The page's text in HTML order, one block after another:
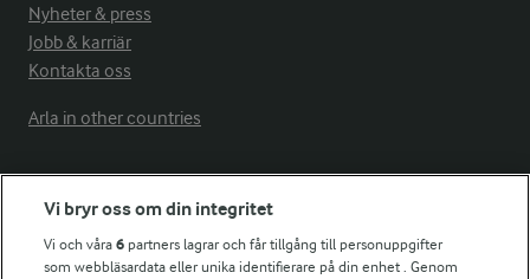
Nyheter & press
Jobb & karriär
Kontakta oss
Arla in other countries
Fler Arlasajter
För ägare
Vi bryr oss om din integritet
Vi och våra6 partners lagrar och får tillgång till personuppgifter
som webbläsardata eller unika identifierare på din enhet . Genom